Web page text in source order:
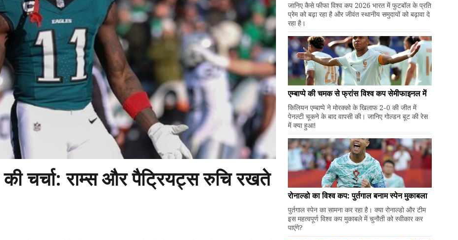
चर्चा: राम्स और पैट्रियट्स रुचि रखते
जानिए कैसे फीफा विश्व कप 2026 भारत में फुटबॉल के प्रति
प्रेम को बढ़ा रहा है और जीवंत स्थानीय समुदायों को बढ़ावा दे
रहा है।
एम्बाप्पे की चमक से फ्रांस विश्व कप सेमीफाइनल में
किलियन एम्बाप्पे ने मोरक्को के खिलाफ 2-0 की जीत में
पेनल्टी चूकने के बाद वापसी की। जानिए गोल्डन बूट की रेस
में क्या हुआ!
रोनाल्डो का विश्व कप: पुर्तगाल बनाम स्पेन मुकाबला
पुर्तगाल स्पेन का सामना कर रहा है। क्या रोनाल्डो और टीम
इस महत्वपूर्ण विश्व कप मुकाबले में चुनौती को स्वीकार कर
पाएंगे?